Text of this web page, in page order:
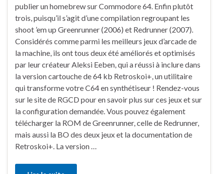
publier un homebrew sur Commodore 64. Enfin plutôt
trois, puisqu’il s’agit d’une compilation regroupant les
shoot ’em up Greenrunner (2006) et Redrunner (2007).
Considérés comme parmi les meilleurs jeux d’arcade de
la machine, ils ont tous deux été améliorés et optimisés
par leur créateur Aleksi Eeben, qui a réussi à inclure dans
la version cartouche de 64 kb Retroskoi+, un utilitaire
qui transforme votre C64 en synthétiseur ! Rendez-vous
sur le site de RGCD pour en savoir plus sur ces jeux et sur
la configuration demandée. Vous pouvez également
télécharger la ROM de Greenrunner, celle de Redrunner,
mais aussi la BO des deux jeux et la documentation de
Retroskoi+. La version …